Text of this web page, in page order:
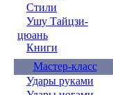
Стили
Ушу Тайцзи-
цюань
Книги
Мастер-класс
Удары руками